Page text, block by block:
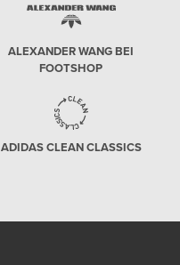
ALEXANDER WANG BEI
FOOTSHOP
ADIDAS CLEAN CLASSICS